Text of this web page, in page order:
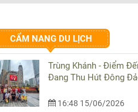
CẨM NANG DU LỊCH
Trùng Khánh - Điểm
Đang Thu Hút Đông
16:48 15/06/2026